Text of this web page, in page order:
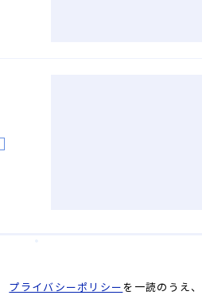
プライバシーポリシーを一読のうえ、